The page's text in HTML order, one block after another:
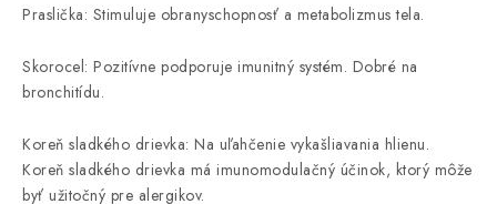
Praslička: Stimuluje obranyschopnosť a metabolizmus tela.
Skorocel: Pozitívne podporuje imunitný systém. Dobré na
bronchitídu.
Koreň sladkého drievka: Na uľahčenie vykašliavania hlienu.
Koreň sladkého drievka má imunomodulačný účinok, ktorý môže
byť užitočný pre alergikov.